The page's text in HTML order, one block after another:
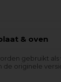
& oven
gebruikt
de originele